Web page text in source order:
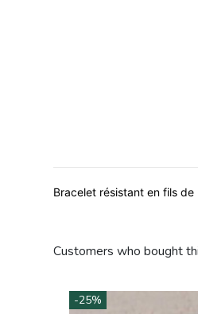
Bracelet résistant en fils
Link color
Customers who bought
-25%